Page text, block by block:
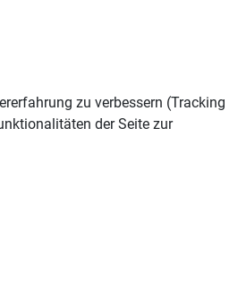
zu verbessern (Tracking
der Seite zur